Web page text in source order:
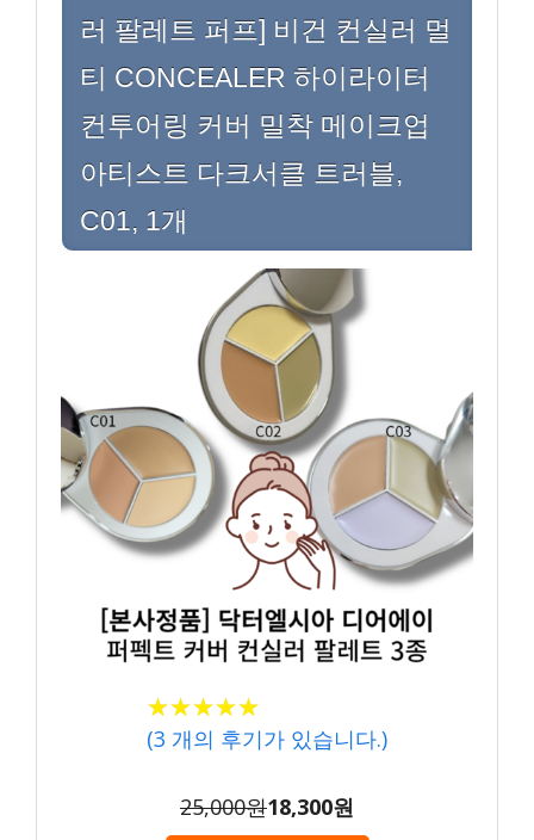
러 팔레트 퍼프] 비건 컨실러 멀
티 CONCEALER 하이라이터
컨투어링 커버 밀착 메이크업
아티스트 다크서클 트러블,
C01, 1개
★★★★★
★★★★★
(3 개의 후기가 있습니다.)
25,000원18,300원